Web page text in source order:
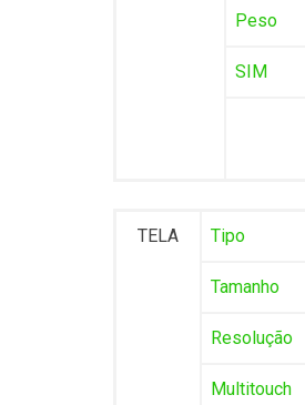
Peso
SIM
TELA Tipo
Tamanho
Resolução
Multitouch